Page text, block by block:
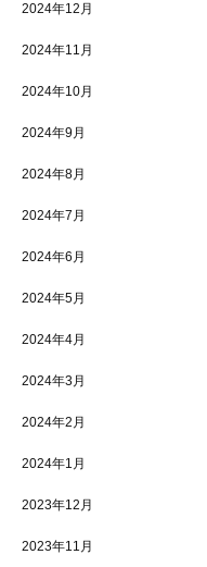
2024年12月
2024年11月
2024年10月
2024年9月
2024年8月
2024年7月
2024年6月
2024年5月
2024年4月
2024年3月
2024年2月
2024年1月
2023年12月
2023年11月